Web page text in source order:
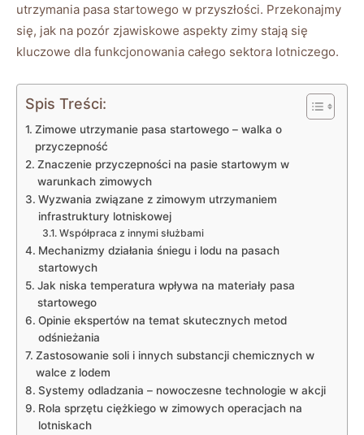
utrzymania ‍pasa startowego w przyszłości. Przekonajmy
się,‍ jak ⁢na pozór zjawiskowe aspekty ​zimy stają się⁢
kluczowe⁤ dla funkcjonowania całego ⁢sektora⁣ lotniczego.
Spis Treści:
Zimowe utrzymanie ⁤pasa startowego – walka o
przyczepność
Znaczenie przyczepności ⁣na pasie ⁣startowym w
warunkach zimowych
Wyzwania‌ związane z ⁢zimowym utrzymaniem
infrastruktury‍ lotniskowej
Współpraca ​z innymi służbami
Mechanizmy działania śniegu ‌i lodu na ⁢pasach⁤
startowych
Jak niska temperatura wpływa na materiały pasa
startowego
Opinie ekspertów na temat skutecznych⁤ metod
odśnieżania
Zastosowanie soli i ⁢innych​ substancji chemicznych w⁢
walce z lodem
Systemy odladzania – nowoczesne technologie w akcji
Rola‌ sprzętu ​ciężkiego w zimowych operacjach na
lotniskach